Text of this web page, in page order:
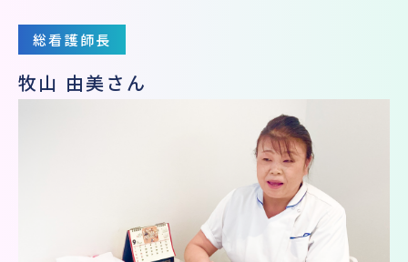
総看護師長
牧山 由美さん